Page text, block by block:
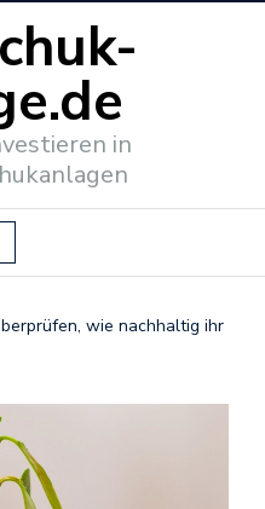
in
wie nachhaltig ihr